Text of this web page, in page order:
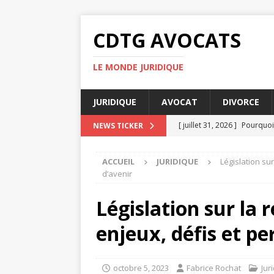
CDTG AVOCATS
LE MONDE JURIDIQUE
JURIDIQUE AVOCAT DIVORCE
NEWS TICKER [ juillet 31, 2026 ]
[ juillet 23, 2026 ] Taxe
[ août 4, 2026 ]
UFR
ACCUEIL JURIDIQUE
Législation
d’avenir
Législation sur la
enjeux, défis et
octobre 5, 2023 Fabrice Rochat